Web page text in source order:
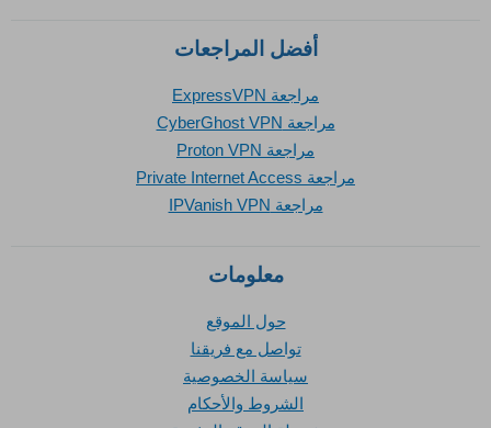
أفضل المراجعات
مراجعة ExpressVPN
مراجعة CyberGhost VPN
مراجعة Proton VPN
مراجعة Private Internet Access
مراجعة IPVanish VPN
معلومات
حول الموقع
تواصل مع فريقنا
سياسة الخصوصية
الشروط والأحكام